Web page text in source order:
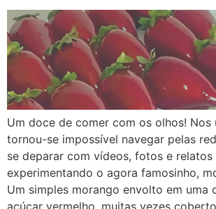
Um doce de comer com os olhos! Nos
tornou-se impossível navegar pelas
se deparar com vídeos, fotos e relatos
experimentando o agora famosinho,
Um simples morango envolto em uma
açúcar vermelho, muitas vezes